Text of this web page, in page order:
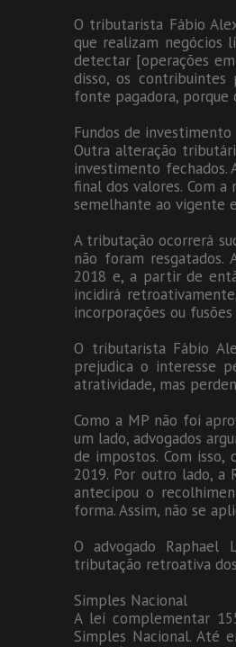
O tributarista Fábio
que realizam negócios
detectar [operações
disso, os
fonte pagadora, porque
Fundos de investimento
Outra alteração
investimento fechados.
final dos valores. Com
semelhante ao vigente
A tributação ocorrerá
não foram
2018 e, a partir de
incidirá
incorporações ou
O tributarista Fábio
prejudica o interesse
atratividade, mas
Como a MP não foi
um lado, advogados
de impostos. Com
2019. Por outro lado, a
antecipou o
forma. Assim, não se
O advogado Raphael
tributação retroativa
Simples Nacional
A lei complementar
Simples Nacional. Até